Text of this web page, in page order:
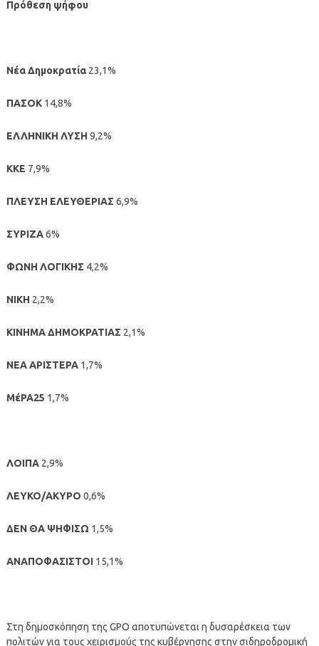
Πρόθεση ψήφου
Νέα Δημοκρατία23,1%
ΠΑΣΟΚ14,8%
ΕΛΛΗΝΙΚΗ ΛΥΣΗ 9,2%
ΚΚΕ 7,9%
ΠΛΕΥΣΗ ΕΛΕΥΘΕΡΙΑΣ 6,9%
ΣΥΡΙΖΑ6%
ΦΩΝΗ ΛΟΓΙΚΗΣ 4,2%
ΝΙΚΗ 2,2%
ΚΙΝΗΜΑ ΔΗΜΟΚΡΑΤΙΑΣ 2,1%
ΝΕΑ ΑΡΙΣΤΕΡΑ1,7%
ΜέΡΑ25 1,7%
ΛΟΙΠΑ 2,9%
ΛΕΥΚΟ/ΑΚΥΡΟ 0,6%
ΔΕΝ ΘΑ ΨΗΦΙΣΩ 1,5%
ΑΝΑΠΟΦΑΣΙΣΤΟΙ15,1%
Στη δημοσκόπηση της GPO αποτυπώνεται η δυσαρέσκεια των
πολιτών για τους χειρισμούς της κυβέρνησης στην σιδηροδρομική